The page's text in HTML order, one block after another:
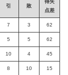
引 敗
得失
点差
7 3 62
5 5 62
10 4 45
8 10 15